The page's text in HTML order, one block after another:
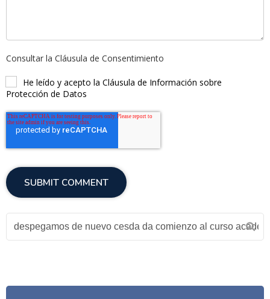
Consultar la Cláusula de Consentimiento
He leído y acepto la Cláusula de Información sobre
Protección de Datos